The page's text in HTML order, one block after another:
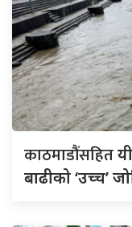
काठमाडौंसहित
बाढीको ‘उच्च’